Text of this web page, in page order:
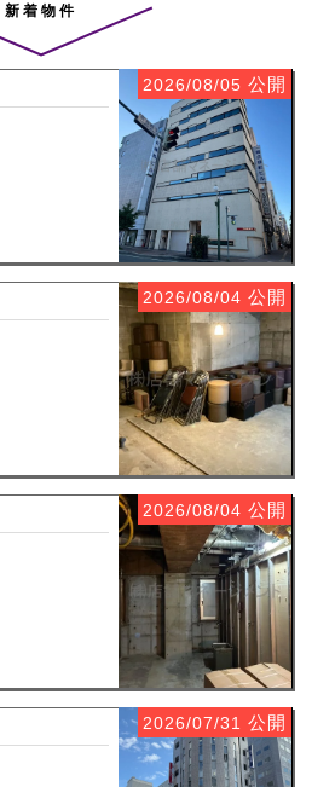
新着物件
2026/08/05 公開
2026/08/04 公開
2026/08/04 公開
2026/07/31 公開